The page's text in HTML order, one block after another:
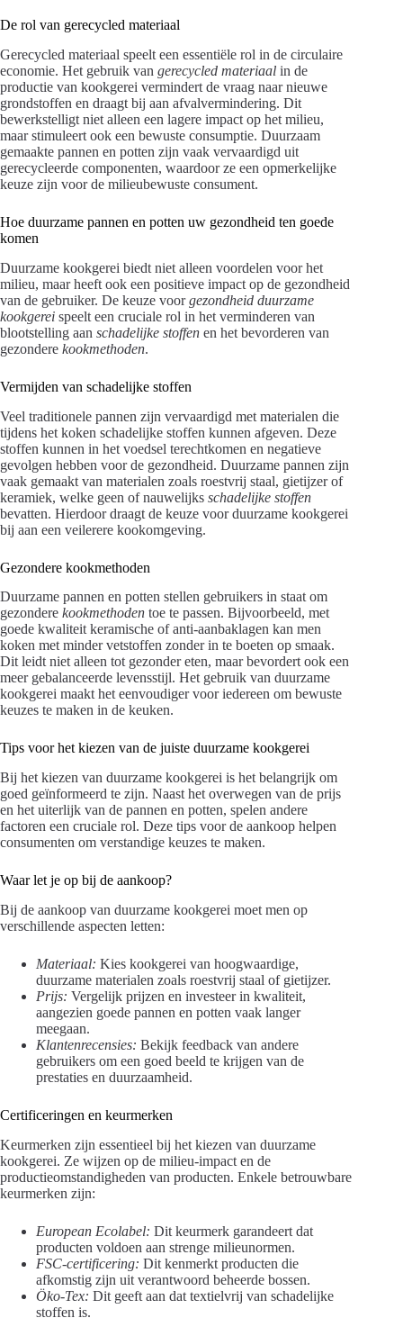
De rol van gerecycled materiaal
Gerecycled materiaal speelt een essentiële rol in de circulaire
economie. Het gebruik van gerecycled materiaal in de
productie van kookgerei vermindert de vraag naar nieuwe
grondstoffen en draagt bij aan afvalvermindering. Dit
bewerkstelligt niet alleen een lagere impact op het milieu,
maar stimuleert ook een bewuste consumptie. Duurzaam
gemaakte pannen en potten zijn vaak vervaardigd uit
gerecycleerde componenten, waardoor ze een opmerkelijke
keuze zijn voor de milieubewuste consument.
Hoe duurzame pannen en potten uw gezondheid ten goede
komen
Duurzame kookgerei biedt niet alleen voordelen voor het
milieu, maar heeft ook een positieve impact op de gezondheid
van de gebruiker. De keuze voorgezondheid duurzame
kookgerei speelt een cruciale rol in het verminderen van
blootstelling aan schadelijke stoffen en het bevorderen van
gezondere kookmethoden.
Vermijden van schadelijke stoffen
Veel traditionele pannen zijn vervaardigd met materialen die
tijdens het koken schadelijke stoffen kunnen afgeven. Deze
stoffen kunnen in het voedsel terechtkomen en negatieve
gevolgen hebben voor de gezondheid. Duurzame pannen zijn
vaak gemaakt van materialen zoals roestvrij staal, gietijzer of
keramiek, welke geen of nauwelijks schadelijke stoffen
bevatten. Hierdoor draagt de keuze voor duurzame kookgerei
bij aan een veilerere kookomgeving.
Gezondere kookmethoden
Duurzame pannen en potten stellen gebruikers in staat om
gezondere kookmethoden toe te passen. Bijvoorbeeld, met
goede kwaliteit keramische of anti-aanbaklagen kan men
koken met minder vetstoffen zonder in te boeten op smaak.
Dit leidt niet alleen tot gezonder eten, maar bevordert ook een
meer gebalanceerde levensstijl. Het gebruik van duurzame
kookgerei maakt het eenvoudiger voor iedereen om bewuste
keuzes te maken in de keuken.
Tips voor het kiezen van de juiste duurzame kookgerei
Bij het kiezen van duurzame kookgerei is het belangrijk om
goed geïnformeerd te zijn. Naast het overwegen van de prijs
en het uiterlijk van de pannen en potten, spelen andere
factoren een cruciale rol. Deze tips voor de aankoop helpen
consumenten om verstandige keuzes te maken.
Waar let je op bij de aankoop?
Bij de aankoop van duurzame kookgerei moet men op
verschillende aspecten letten:
Materiaal: Kies kookgerei van hoogwaardige,
duurzame materialen zoals roestvrij staal of gietijzer.
Prijs: Vergelijk prijzen en investeer in kwaliteit,
aangezien goede pannen en potten vaak langer
meegaan.
Klantenrecensies: Bekijk feedback van andere
gebruikers om een goed beeld te krijgen van de
prestaties en duurzaamheid.
Certificeringen en keurmerken
Keurmerken zijn essentieel bij het kiezen van duurzame
kookgerei. Ze wijzen op de milieu-impact en de
productieomstandigheden van producten. Enkele betrouwbare
keurmerken zijn:
European Ecolabel: Dit keurmerk garandeert dat
producten voldoen aan strenge milieunormen.
FSC-certificering: Dit kenmerkt producten die
afkomstig zijn uit verantwoord beheerde bossen.
Öko-Tex: Dit geeft aan dat textielvrij van schadelijke
stoffen is.